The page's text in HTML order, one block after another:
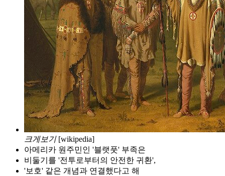
크게보기 [wikipedia]
아메리카 원주민인 '블랫풋' 부족은
비둘기를 '전투로부터의 안전한 귀환',
'보호' 같은 개념과 연결했다고 해